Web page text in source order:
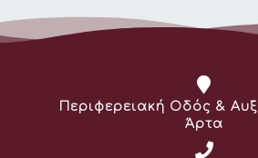
Διεύθυνση:
Περιφερειακή Οδός &
Άρτα